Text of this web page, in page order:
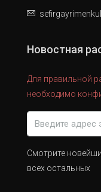
Новостная
Для правильной
необходимо
Смотрите
всех остальных